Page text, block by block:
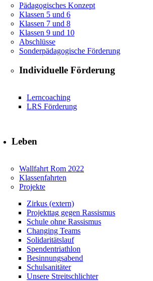
Pädagogisches Konzept
Klassen 5 und 6
Klassen 7 und 8
Klassen 9 und 10
Abschlüsse
Sonderpädagogische Förderung
Individuelle Förderung
Lerncoaching
LRS Förderung
Leben
Wallfahrt Rom 2022
Klassenfahrten
Projekte
Zirkus (extern)
Projekttag gegen Rassismus
Schule ohne Rassismus
Changing Teams
Solidaritätslauf
Spendentriathlon
Besinnungsabend
Schulsanitäter
Unsere Streitschlichter